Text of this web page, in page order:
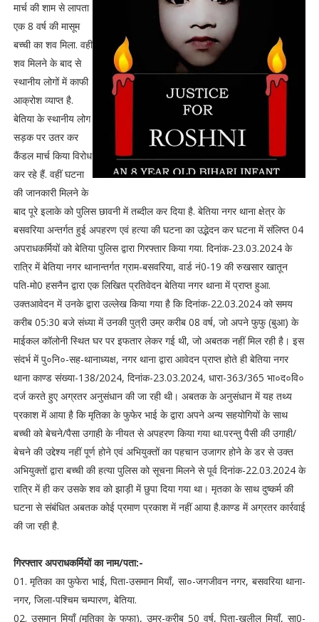
मार्च की शाम से लापता
एक 8 वर्ष की मासूम
बच्ची का शव मिला. वहीं
शव मिलने के बाद से
स्थानीय लोगों में काफी
आक्रोश व्याप्त है.
बेतिया के स्थानीय लोग
सड़क पर उतर कर
कैंडल मार्च किया विरोध
कर रहे हैं. वहीं घटना
की जानकारी मिलने के
बाद पूरे इलाके को पुलिस छावनी में तब्दील कर दिया है. बेतिया नगर थाना क्षेत्र के
बसवरिया अन्तर्गत हुई अपहरण एवं हत्या की घटना का उद्भेदन कर घटना में संलिप्त 04
अपराधकर्मियों को बेतिया पुलिस द्वारा गिरफ्तार किया गया. दिनांक-23.03.2024 के
रात्रि में बेतिया नगर थानान्तर्गत ग्राम-बसवरिया, वार्ड नं0-19 की रुखसार खातून
पति-मो0 हसनैन द्वारा एक लिखित प्रतिवेदन बेतिया नगर थाना में प्राप्त हुआ.
उक्तआवेदन में उनके द्वारा उल्लेख किया गया है कि दिनांक-22.03.2024 को समय
करीब 05:30 बजे संध्या में उनकी पुत्री उम्र करीब 08 वर्ष, जो अपने फुफु (बुआ) के
माईकल कॉलोनी स्थित घर पर इफतार लेकर गई थी, जो अबतक नहीं मिल रही है। इस
संदर्भ में पु०नि०-सह-थानाध्यक्ष, नगर थाना द्वारा आवेदन प्राप्त होते ही बेतिया नगर
थाना काण्ड संख्या-138/2024, दिनांक-23.03.2024, धारा-363/365 भा०द०वि०
दर्ज करते हुए अग्रतर अनुसंधान की जा रही थी। अबतक के अनुसंधान में यह तथ्य
प्रकाश में आया है कि मृतिका के फुफेर भाई के द्वारा अपने अन्य सहयोगियों के साथ
बच्ची को बेचने/पैसा उगाही के नीयत से अपहरण किया गया था.परन्तु पैसी की उगाही/
बेचने की उद्देश्य नहीं पूर्ण होने एवं अभियुक्तों का पहचान उजागर होने के डर से उक्त
अभियुक्तों द्वारा बच्ची की हत्या पुलिस को सूचना मिलने से पूर्व दिनांक-22.03.2024 के
रात्रि में ही कर उसके शव को झाड़ी में छुपा दिया गया था। मृतका के साथ दुष्कर्म की
घटना से संबंधित अबतक कोई प्रमाण प्रकाश में नहीं आया है.काण्ड में अग्रतर कार्रवाई
की जा रही है.
गिरफ्तार अपराधकर्मियों का नाम/पता:-
01. मृतिका का फुफेरा भाई, पिता-उसमान मियाँ, सा०-जगजीवन नगर, बसवरिया थाना-
नगर, जिला-पश्चिम चम्पारण, बेतिया.
02. उसमान मियाँ (मृतिका के फुफा), उम्र-करीब 50 वर्ष, पिता-खलील मियाँ, सा0-